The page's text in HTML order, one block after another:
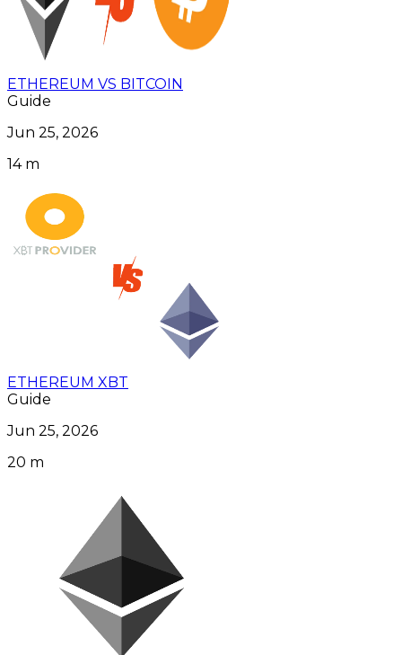
ETHEREUM VS BITCOIN
Guide
Jun 25, 2026
14 m
ETHEREUM XBT
Guide
Jun 25, 2026
20 m